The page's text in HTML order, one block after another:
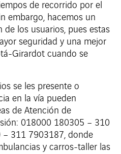
de recorrido por el
embargo, hacemos un
los usuarios, pues estas
seguridad y una mejor
Girardot cuando se
se les presente o
en la vía pueden
de Atención de
018000 180305 – 310
311 7903187, donde
y carros-taller las